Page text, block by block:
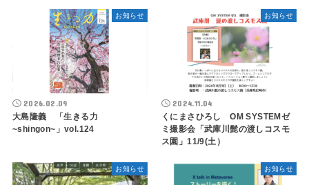
お知らせ
2026.02.09
大島隆義 「生きる力
~shingon~」vol.124
お知らせ
2024.11.04
くにまさひろし OM SYSTEMゼ
ミ撮影会「武庫川髭の渡しコスモ
ス園」11/9(土）
お知らせ お知らせ